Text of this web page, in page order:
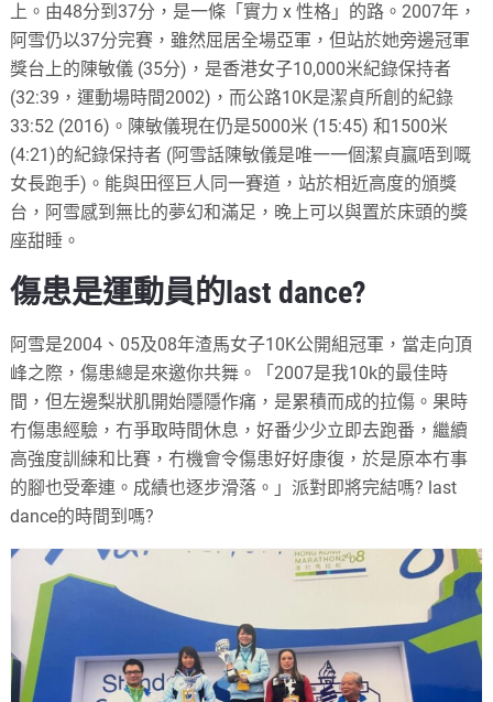
上。由48分到37分，是一條「實力 x 性格」的路。2007年，
阿雪仍以37分完賽，雖然屈居全場亞軍，但站於她旁邊冠軍
獎台上的陳敏儀 (35分)，是香港女子10,000米紀錄保持者
(32:39，運動場時間2002)，而公路10K是潔貞所創的紀錄
33:52 (2016)。陳敏儀現在仍是5000米 (15:45) 和1500米
(4:21)的紀錄保持者 (阿雪話陳敏儀是唯一一個潔貞贏唔到嘅
女長跑手)。能與田徑巨人同一賽道，站於相近高度的頒獎
台，阿雪感到無比的夢幻和滿足，晚上可以與置於床頭的獎
座甜睡。
傷患是運動員的last dance?
阿雪是2004、05及08年渣馬女子10K公開組冠軍，當走向頂
峰之際，傷患總是來邀你共舞。「2007是我10k的最佳時
間，但左邊梨狀肌開始隱隱作痛，是累積而成的拉傷。果時
冇傷患經驗，冇爭取時間休息，好番少少立即去跑番，繼續
高強度訓練和比賽，冇機會令傷患好好康復，於是原本冇事
的腳也受牽連。成績也逐步滑落。」派對即將完結嗎? last
dance的時間到嗎?